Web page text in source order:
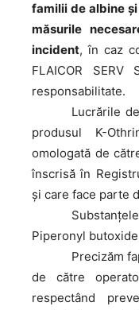
familii de albine
măsurile
incident, în caz
FLAICOR
responsabilitate.
Lucrările
produsul K-
omologată de
înscrisă în
şi care face parte
Substanţele
Piperonyl
Precizăm
de către
respectând